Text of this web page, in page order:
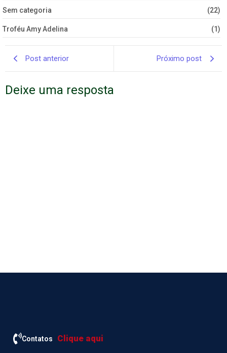
Sem categoria (22)
Troféu Amy Adelina (1)
Post anterior Próximo post
Deixe uma resposta
Contatos Clique aqui